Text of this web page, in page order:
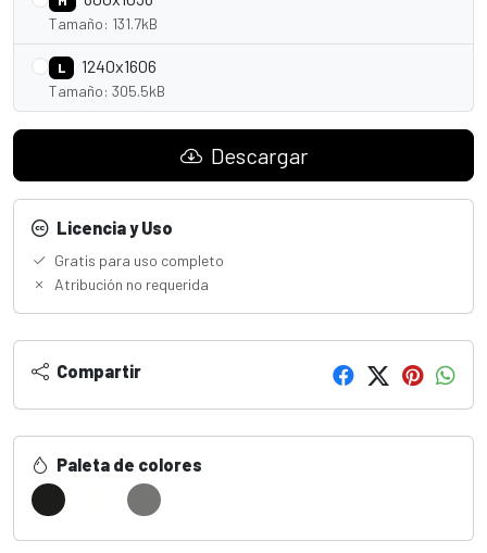
Tamaño: 131.7kB
L 1240x1606
Tamaño: 305.5kB
Descargar
Licencia y Uso
Gratis para uso completo
Atribución no requerida
Compartir
Paleta de colores